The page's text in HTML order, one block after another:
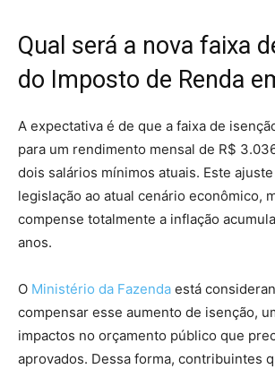
Qual será a nova faixa
do Imposto de Renda
A expectativa é de que a faixa de
para um rendimento mensal de R$
dois salários mínimos atuais. Este
legislação ao atual cenário econômico,
compense totalmente a inflação
anos.
O Ministério da Fazenda está
compensar esse aumento de isenção,
impactos no orçamento público que
aprovados. Dessa forma, contribuintes